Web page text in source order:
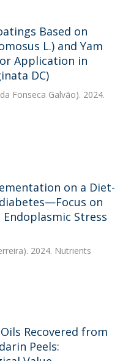
Based on
L.) and Yam
Application in
DC)
Fonseca Galvão). 2024.
on a Diet-
on
Stress
2024. Nutrients
Recovered from
Peels: